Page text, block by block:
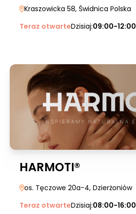
Kraszowicka 58, Świdnica Polska
Teraz otwarteDzisiaj:09:00-12:00
HARMOTI®
os. Tęczowe 20a-4, Dzierżoniów
Teraz otwarteDzisiaj:08:00-16:00